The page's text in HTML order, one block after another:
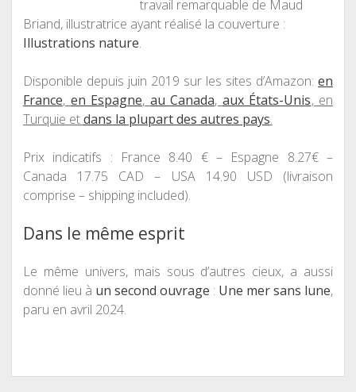
travail remarquable de Maud
Briand, illustratrice ayant réalisé la couverture :
Illustrations nature.
Disponible depuis juin 2019 sur les sites d’Amazon:en
France, en Espagne, au Canada, aux États-Unis, en
Turquie etdans la plupart des autres pays.
Prix indicatifs : France 8.40 € – Espagne 8.27€ –
Canada 17.75 CAD – USA 14.90 USD (livraison
comprise – shipping included).
Dans le même esprit
Le même univers, mais sous d’autres cieux, a aussi
donné lieu à un second ouvrage : Une mer sans lune,
paru en avril 2024.